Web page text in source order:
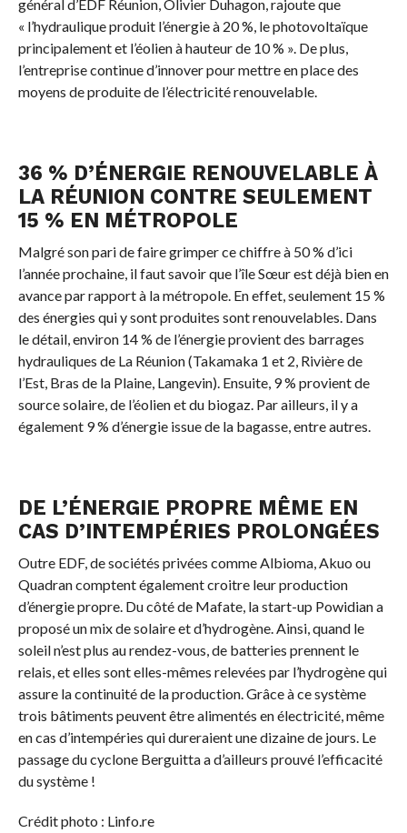
général d’EDF Réunion, Olivier Duhagon, rajoute que
« l’hydraulique produit l’énergie à 20 %, le photovoltaïque
principalement et l’éolien à hauteur de 10 % ». De plus,
l’entreprise continue d’innover pour mettre en place des
moyens de produite de l’électricité renouvelable.
36 % D’ÉNERGIE RENOUVELABLE À
LA RÉUNION CONTRE SEULEMENT
15 % EN MÉTROPOLE
Malgré son pari de faire grimper ce chiffre à 50 % d’ici
l’année prochaine, il faut savoir que l’île Sœur est déjà bien en
avance par rapport à la métropole. En effet, seulement 15 %
des énergies qui y sont produites sont renouvelables. Dans
le détail, environ 14 % de l’énergie provient des barrages
hydrauliques de La Réunion (Takamaka 1 et 2, Rivière de
l’Est, Bras de la Plaine, Langevin). Ensuite, 9 % provient de
source solaire, de l’éolien et du biogaz. Par ailleurs, il y a
également 9 % d’énergie issue de la bagasse, entre autres.
DE L’ÉNERGIE PROPRE MÊME EN
CAS D’INTEMPÉRIES PROLONGÉES
Outre EDF, de sociétés privées comme Albioma, Akuo ou
Quadran comptent également croitre leur production
d’énergie propre. Du côté de Mafate, la start-up Powidian a
proposé un mix de solaire et d’hydrogène. Ainsi, quand le
soleil n’est plus au rendez-vous, de batteries prennent le
relais, et elles sont elles-mêmes relevées par l’hydrogène qui
assure la continuité de la production. Grâce à ce système
trois bâtiments peuvent être alimentés en électricité, même
en cas d’intempéries qui dureraient une dizaine de jours. Le
passage du cyclone Berguitta a d’ailleurs prouvé l’efficacité
du système !
Crédit photo : Linfo.re